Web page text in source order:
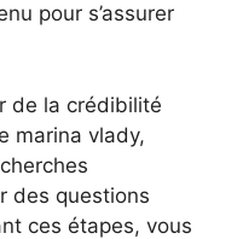
pour s’assurer
de la crédibilité
marina vlady,
des questions
ces étapes, vous